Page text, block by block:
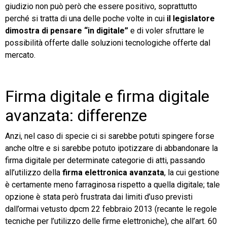
giudizio non può però che essere positivo, soprattutto
perché si tratta di una delle poche volte in cui il legislatore
dimostra di pensare “in digitale” e di voler sfruttare le
possibilità offerte dalle soluzioni tecnologiche offerte dal
mercato.
Firma digitale e firma digitale
avanzata: differenze
Anzi, nel caso di specie ci si sarebbe potuti spingere forse
anche oltre e si sarebbe potuto ipotizzare di abbandonare la
firma digitale per determinate categorie di atti, passando
all’utilizzo della firma elettronica avanzata, la cui gestione
è certamente meno farraginosa rispetto a quella digitale; tale
opzione è stata però frustrata dai limiti d’uso previsti
dall’ormai vetusto dpcm 22 febbraio 2013 (recante le regole
tecniche per l’utilizzo delle firme elettroniche), che all’art. 60